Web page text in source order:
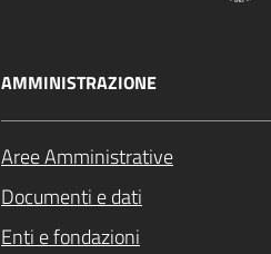
AMMINISTRAZIONE
Aree Amministrative
Documenti e dati
Enti e fondazioni